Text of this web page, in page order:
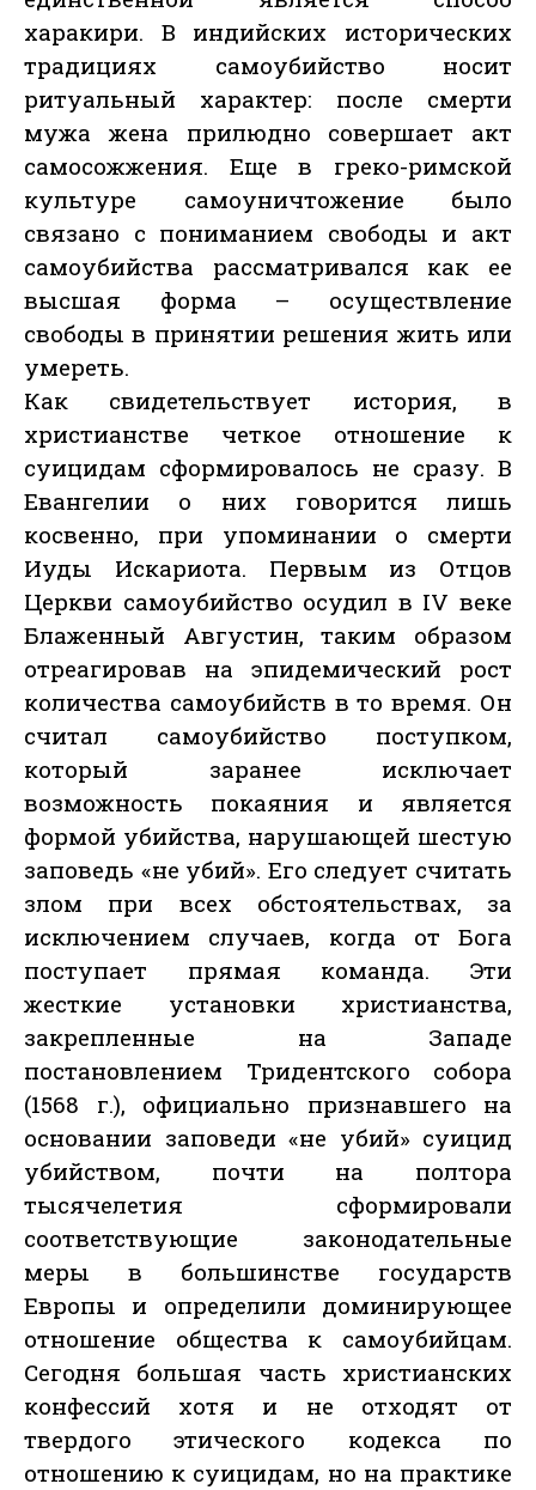
харакири. В индийских исторических
традициях самоубийство носит
ритуальный характер: после смерти
мужа жена прилюдно совершает акт
самосожжения. Еще в греко-римской
культуре самоуничтожение было
связано с пониманием свободы и акт
самоубийства рассматривался как ее
высшая форма – осуществление
свободы в принятии решения жить или
умереть.
Как свидетельствует история, в
христианстве четкое отношение к
суицидам сформировалось не сразу. В
Евангелии о них говорится лишь
косвенно, при упоминании о смерти
Иуды Искариота. Первым из Отцов
Церкви самоубийство осудил в IV веке
Блаженный Августин, таким образом
отреагировав на эпидемический рост
количества самоубийств в то время. Он
считал самоубийство поступком,
который заранее исключает
возможность покаяния и является
формой убийства, нарушающей шестую
заповедь «не убий». Его следует считать
злом при всех обстоятельствах, за
исключением случаев, когда от Бога
поступает прямая команда. Эти
жесткие установки христианства,
закрепленные на Западе
постановлением Тридентского собора
(1568 г.), официально признавшего на
основании заповеди «не убий» суицид
убийством, почти на полтора
тысячелетия сформировали
соответствующие законодательные
меры в большинстве государств
Европы и определили доминирующее
отношение общества к самоубийцам.
Сегодня большая часть христианских
конфессий хотя и не отходят от
твердого этического кодекса по
отношению к суицидам, но на практике